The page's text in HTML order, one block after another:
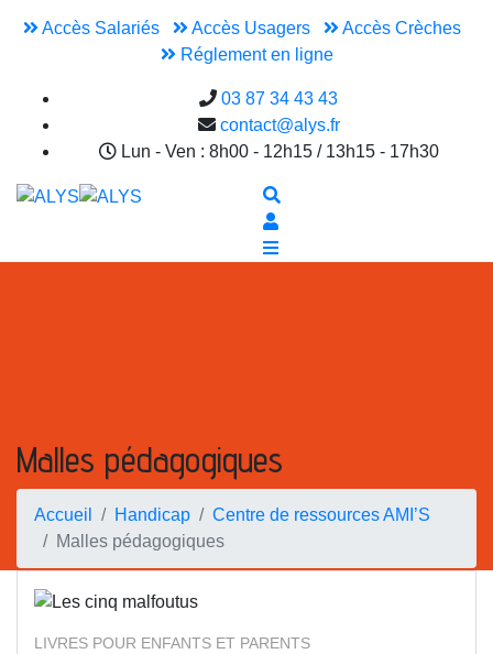
Accès Salariés Accès Usagers
Accès Crèches
Réglement en ligne
03 87 34 43 43
contact@alys.fr
Lun - Ven : 8h00 - 12h15 / 13h15 - 17h30
Malles pédagogiques
Accueil Handicap
Centre de ressources AMI’S
Malles pédagogiques
LIVRES POUR ENFANTS ET PARENTS